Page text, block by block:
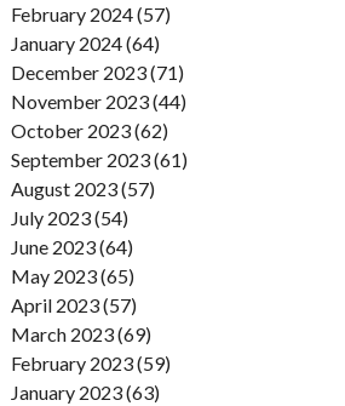
February 2024 (57)
January 2024 (64)
December 2023 (71)
November 2023 (44)
October 2023 (62)
September 2023 (61)
August 2023 (57)
July 2023 (54)
June 2023 (64)
May 2023 (65)
April 2023 (57)
March 2023 (69)
February 2023 (59)
January 2023 (63)